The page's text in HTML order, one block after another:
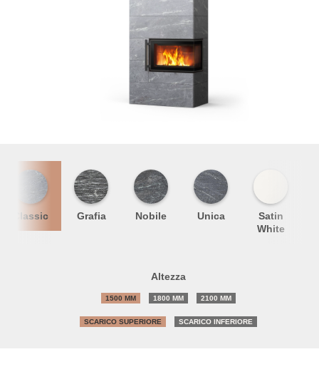
Classic Grafia Nobile Unica
Satin
White
Altezza
1500 MM 1800 MM 2100 MM
SCARICO SUPERIORE SCARICO INFERIORE